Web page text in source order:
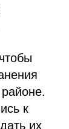
к
их